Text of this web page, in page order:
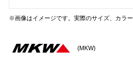
※画像はイメージです。実際のサイズ、カラー
(MKW)